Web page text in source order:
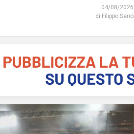
04/08/2026
di Filippo Serio